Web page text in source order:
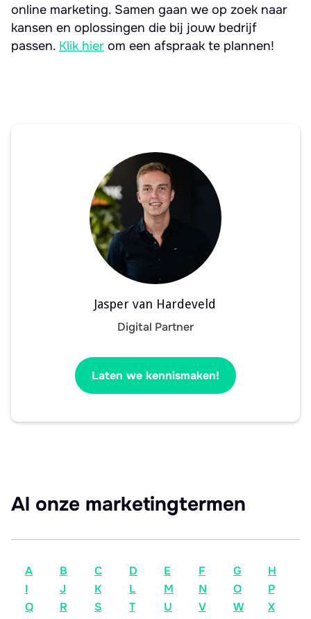
online marketing. Samen gaan we op zoek naar
kansen en oplossingen die bij jouw bedrijf
passen. Klik hier om een afspraak te plannen!
Jasper van Hardeveld
Digital Partner
Laten we kennismaken!
Al onze marketingtermen
A B C D E F G
H
I
J K L M N O
P
Q
R S T U V W
X